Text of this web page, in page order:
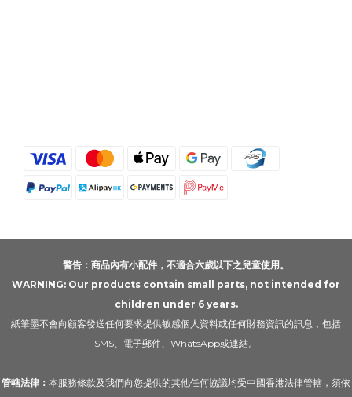
警告：商品內有小配件，不適合六歲以下之兒童使用。
WARNING: Our products contain small parts, not intended for
children under 6 years.
紙筆墨不會向顧客發送任何要求提供敏感個人資料或任何財務資訊的訊息，包括
SMS、電子郵件、WhatsApp或連結。
管轄法律： 本服務條款及我們向您提供的其他任何協議均受中國香港法律管轄，須依